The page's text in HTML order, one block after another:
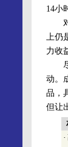
14小
对
上仍
力收
尽
动。
品，
但让
·